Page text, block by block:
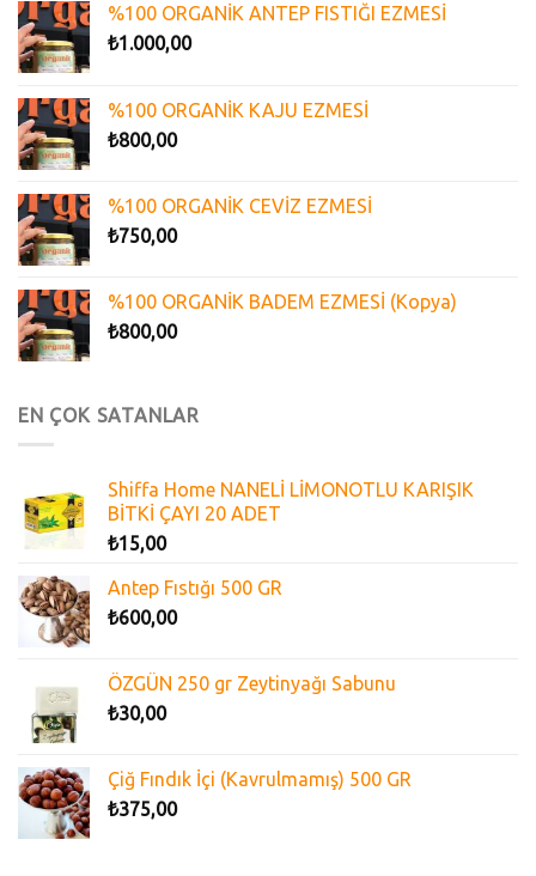
%100 ORGANİK ANTEP FISTIĞI EZMESİ
₺1.000,00
%100 ORGANİK KAJU EZMESİ
₺800,00
%100 ORGANİK CEVİZ EZMESİ
₺750,00
%100 ORGANİK BADEM EZMESİ (Kopya)
₺800,00
EN ÇOK SATANLAR
Shiffa Home NANELİ LİMONOTLU KARIŞIK
BİTKİ ÇAYI 20 ADET
₺15,00
Antep Fıstığı 500 GR
₺600,00
ÖZGÜN 250 gr Zeytinyağı Sabunu
₺30,00
Çiğ Fındık İçi (Kavrulmamış) 500 GR
₺375,00